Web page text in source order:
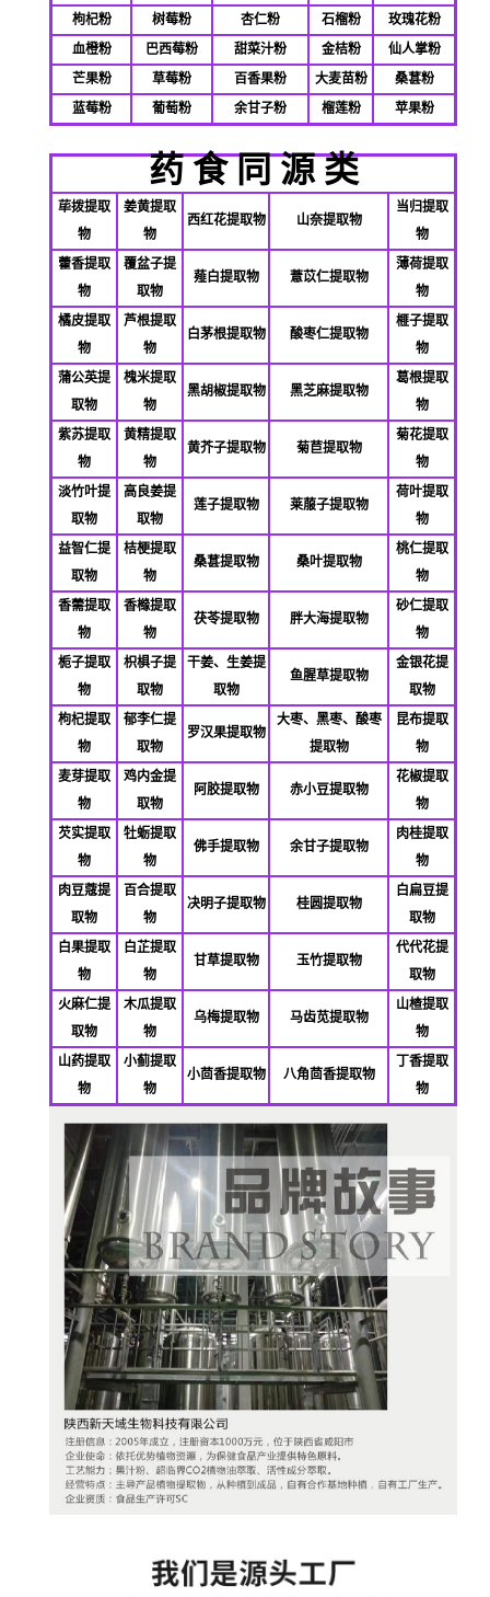
枸杞粉
树莓粉 杏仁粉 石榴粉
玫瑰花粉
血橙粉
巴西莓粉 甜菜汁粉 金桔粉
仙人掌粉
芒果粉
草莓粉 百香果粉 大麦苗粉
桑葚粉
蓝莓粉
葡萄粉 余甘子粉 榴莲粉 苹果粉
药 食 同 源 类
荜拨提取
物
姜黄提取
物
西红花提取物 山奈提取物
当归提取
物
藿香提取
物
覆盆子提
取物
薤白提取物 薏苡仁提取物
薄荷提取
物
橘皮提取
物
芦根提取
物
白茅根提取物 酸枣仁提取物
榧子提取
物
蒲公英提
取物
槐米提取
物
黑胡椒提取物 黑芝麻提取物
葛根提取
物
紫苏提取
物
黄精提取
物
黄芥子提取物 菊苣提取物
菊花提取
物
淡竹叶提
取物
高良姜提
取物
莲子提取物 莱菔子提取物
荷叶提取
物
益智仁提
取物
桔梗提取
物
桑葚提取物 桑叶提取物
桃仁提取
物
香薷提取
物
香橼提取
物
茯苓提取物 胖大海提取物
砂仁提取
物
栀子提取
物
枳椇子提
取物
干姜、生姜提
取物
鱼腥草提取物
金银花提
取物
枸杞提取
物
郁李仁提
取物
罗汉果提取物
大枣、黑枣、酸枣
提取物
昆布提取
物
麦芽提取
物
鸡内金提
取物
阿胶提取物 赤小豆提取物
花椒提取
物
芡实提取
物
牡蛎提取
物
佛手提取物 余甘子提取物
肉桂提取
物
肉豆蔻提
取物
百合提取
物
决明子提取物 桂圆提取物
白扁豆提
取物
白果提取
物
白芷提取
物
甘草提取物 玉竹提取物
代代花提
取物
火麻仁提
取物
木瓜提取
物
乌梅提取物 马齿苋提取物
山楂提取
物
山药提取
物
小蓟提取
物
小茴香提取物 八角茴香提取物
丁香提取
物